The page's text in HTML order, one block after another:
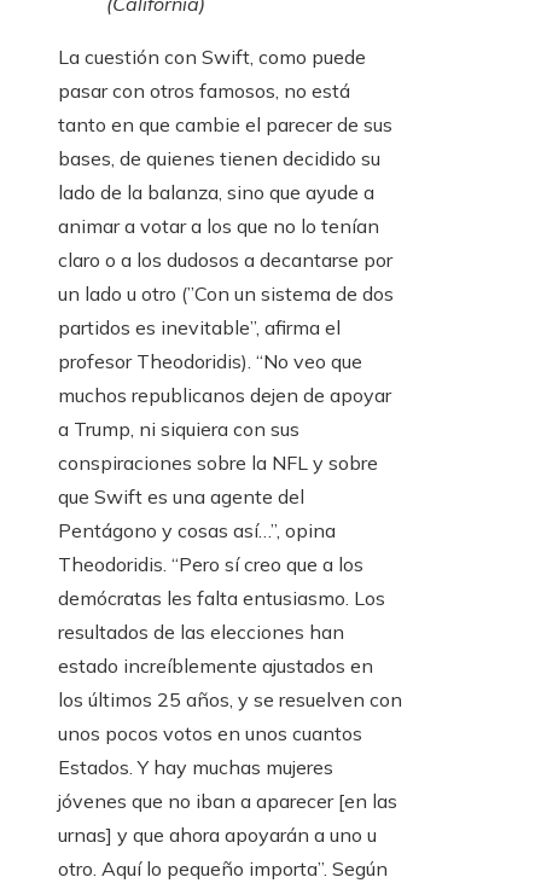
La cuestión con Swift, como puede
pasar con otros famosos, no está
tanto en que cambie el parecer de sus
bases, de quienes tienen decidido su
lado de la balanza, sino que ayude a
animar a votar a los que no lo tenían
claro o a los dudosos a decantarse por
un lado u otro (”Con un sistema de dos
partidos es inevitable”, afirma el
profesor Theodoridis). “No veo que
muchos republicanos dejen de apoyar
a Trump, ni siquiera con sus
conspiraciones sobre la NFL y sobre
que Swift es una agente del
Pentágono y cosas así…”, opina
Theodoridis. “Pero sí creo que a los
demócratas les falta entusiasmo. Los
resultados de las elecciones han
estado increíblemente ajustados en
los últimos 25 años, y se resuelven con
unos pocos votos en unos cuantos
Estados. Y hay muchas mujeres
jóvenes que no iban a aparecer [en las
urnas] y que ahora apoyarán a uno u
otro. Aquí lo pequeño importa”. Según